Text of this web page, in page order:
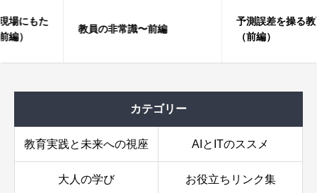
教員の非常識〜前編
予測誤差を操る教育の極意
カテゴリー
教育実践と未来への視座 AIとITのススメ
大人の学び お役立ちリンク集